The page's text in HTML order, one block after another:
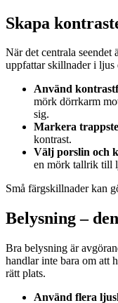
Skapa
När det centrala
uppfattar skillnader i ljus
Använd
mörk dörrkarm
sig.
Markera
kontrast.
Välj porslin och
en mörk tallrik till
Små färgskillnader kan
Belysning –
Bra belysning är
handlar inte bara om att
rätt plats.
Använd flera